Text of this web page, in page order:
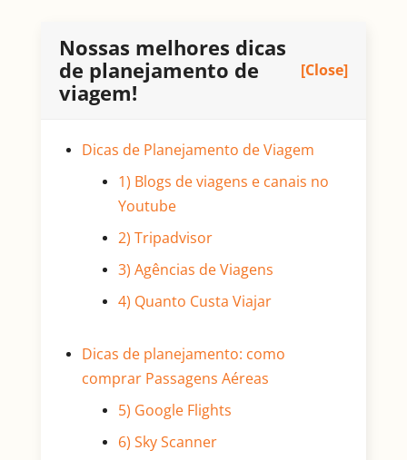
Nossas melhores dicas
de planejamento de
viagem!
[Close]
Dicas de Planejamento de Viagem
1) Blogs de viagens e canais no
Youtube
2) Tripadvisor
3) Agências de Viagens
4) Quanto Custa Viajar
Dicas de planejamento: como
comprar Passagens Aéreas
5) Google Flights
6) Sky Scanner